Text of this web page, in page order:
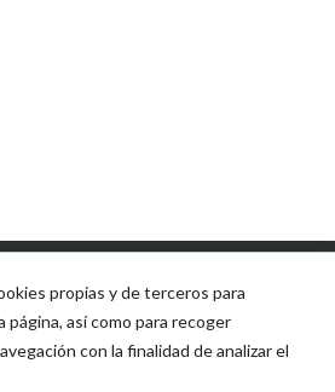
propias y de terceros para
página, así como para recoger
con la finalidad de analizar el